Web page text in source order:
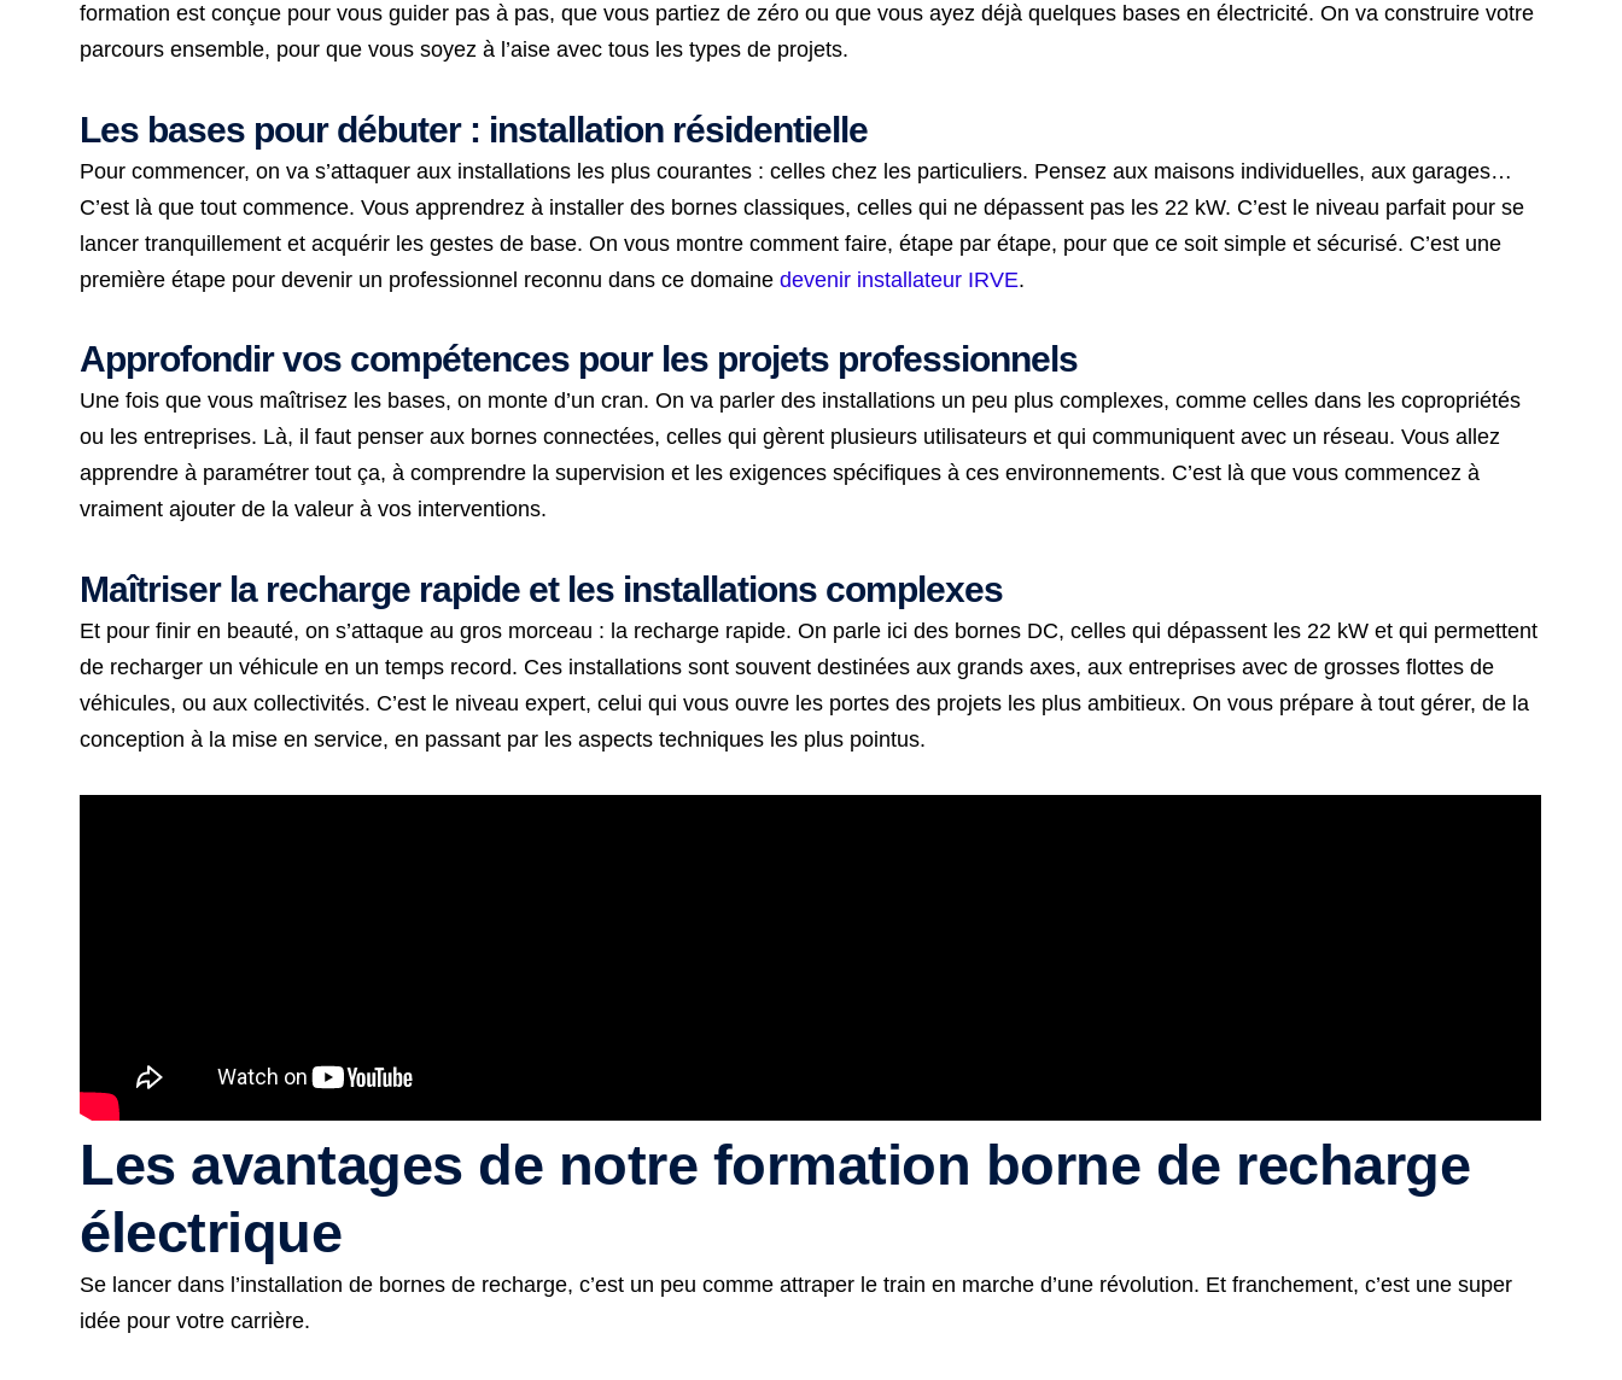
formation est conçue pour vous guider pas à pas, que vous partiez de zéro ou que vous ayez déjà quelques bases en électricité. On va construire votre
parcours ensemble, pour que vous soyez à l’aise avec tous les types de projets.
Les bases pour débuter : installation résidentielle
Pour commencer, on va s’attaquer aux installations les plus courantes : celles chez les particuliers. Pensez aux maisons individuelles, aux garages…
C’est là que tout commence. Vous apprendrez à installer des bornes classiques, celles qui ne dépassent pas les 22 kW. C’est le niveau parfait pour se
lancer tranquillement et acquérir les gestes de base. On vous montre comment faire, étape par étape, pour que ce soit simple et sécurisé. C’est une
première étape pour devenir un professionnel reconnu dans ce domainedevenir installateur IRVE.
Approfondir vos compétences pour les projets professionnels
Une fois que vous maîtrisez les bases, on monte d’un cran. On va parler des installations un peu plus complexes, comme celles dans les copropriétés
ou les entreprises. Là, il faut penser aux bornes connectées, celles qui gèrent plusieurs utilisateurs et qui communiquent avec un réseau. Vous allez
apprendre à paramétrer tout ça, à comprendre la supervision et les exigences spécifiques à ces environnements. C’est là que vous commencez à
vraiment ajouter de la valeur à vos interventions.
Maîtriser la recharge rapide et les installations complexes
Et pour finir en beauté, on s’attaque au gros morceau : la recharge rapide. On parle ici des bornes DC, celles qui dépassent les 22 kW et qui permettent
de recharger un véhicule en un temps record. Ces installations sont souvent destinées aux grands axes, aux entreprises avec de grosses flottes de
véhicules, ou aux collectivités. C’est le niveau expert, celui qui vous ouvre les portes des projets les plus ambitieux. On vous prépare à tout gérer, de la
conception à la mise en service, en passant par les aspects techniques les plus pointus.
Les avantages de notre formation borne de recharge
électrique
Se lancer dans l’installation de bornes de recharge, c’est un peu comme attraper le train en marche d’une révolution. Et franchement, c’est une super
idée pour votre carrière.